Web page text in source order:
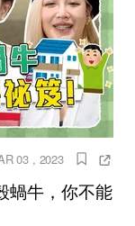
03 , 2023
蝸牛，你不能